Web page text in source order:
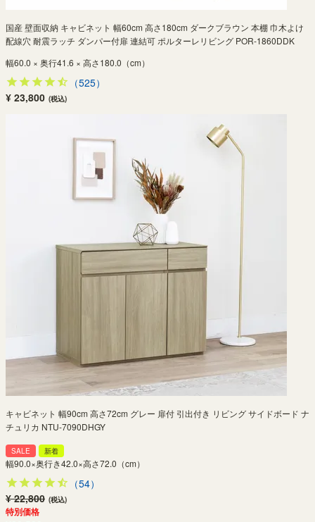
国産 壁面収納 キャビネット 幅60cm 高さ180cm ダークブラウン 本棚 巾木よけ
配線穴 耐震ラッチ ダンパー付扉 連結可 ポルターレリビング POR-1860DDK
幅60.0 × 奥行41.6 × 高さ180.0（cm）
（525）
¥ 23,800 (税込)
キャビネット 幅90cm 高さ72cm グレー 扉付 引出付き リビング サイドボード ナ
チュリカ NTU-7090DHGY
SALE 新着
幅90.0×奥行き42.0×高さ72.0（cm）
（54）
¥ 22,800 (税込)
特別価格